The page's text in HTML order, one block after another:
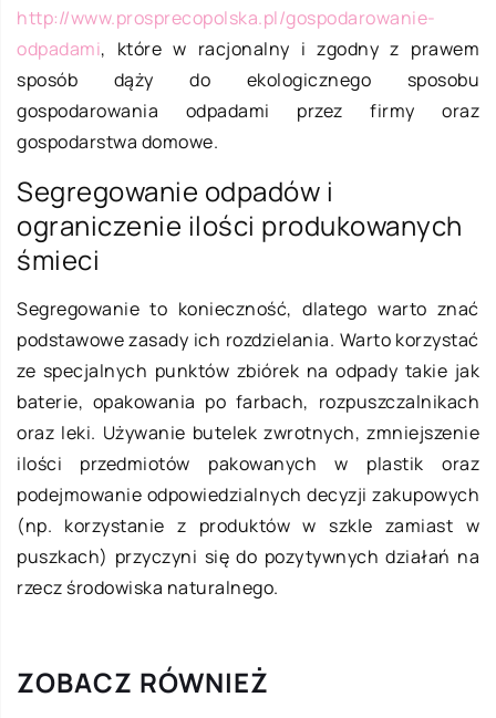
http://www.prosprecopolska.pl/gospodarowanie-
odpadami, które w racjonalny i zgodny z prawem
sposób dąży do ekologicznego sposobu
gospodarowania odpadami przez firmy oraz
gospodarstwa domowe.
Segregowanie odpadów i
ograniczenie ilości produkowanych
śmieci
Segregowanie to konieczność, dlatego warto znać
podstawowe zasady ich rozdzielania. Warto korzystać
ze specjalnych punktów zbiórek na odpady takie jak
baterie, opakowania po farbach, rozpuszczalnikach
oraz leki. Używanie butelek zwrotnych, zmniejszenie
ilości przedmiotów pakowanych w plastik oraz
podejmowanie odpowiedzialnych decyzji zakupowych
(np. korzystanie z produktów w szkle zamiast w
puszkach) przyczyni się do pozytywnych działań na
rzecz środowiska naturalnego.
ZOBACZ RÓWNIEŻ